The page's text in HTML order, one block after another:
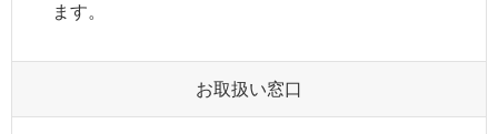
ます。
お取扱い窓口